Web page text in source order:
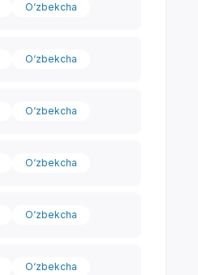
O‘zbekcha
O‘zbekcha
O‘zbekcha
O‘zbekcha
O‘zbekcha
O‘zbekcha